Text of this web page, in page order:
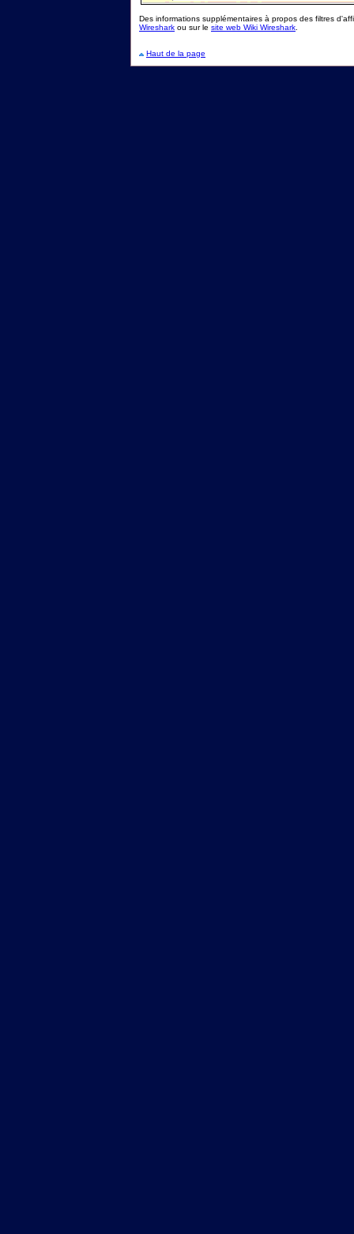
Des informations supplémentaires à propos des filtres
Wireshark ou sur le site web Wiki Wireshark
Haut de la page